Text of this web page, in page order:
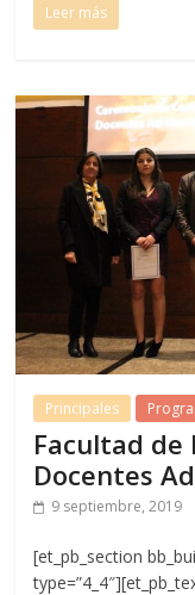
Leer más
Principales
Facultad de
Docentes
9 septiembre, 2019
[et_pb_section